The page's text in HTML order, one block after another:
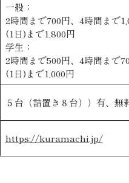
一般：
2時間まで700円、4時間まで
(1日)まで1,800円
学生：
2時間まで500円、4時間まで
(1日)まで1,000円
５台（詰置き８台））有、無
https://kuramachi.jp/